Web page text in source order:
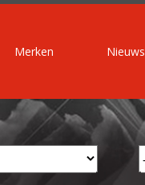
Merken Nieuws